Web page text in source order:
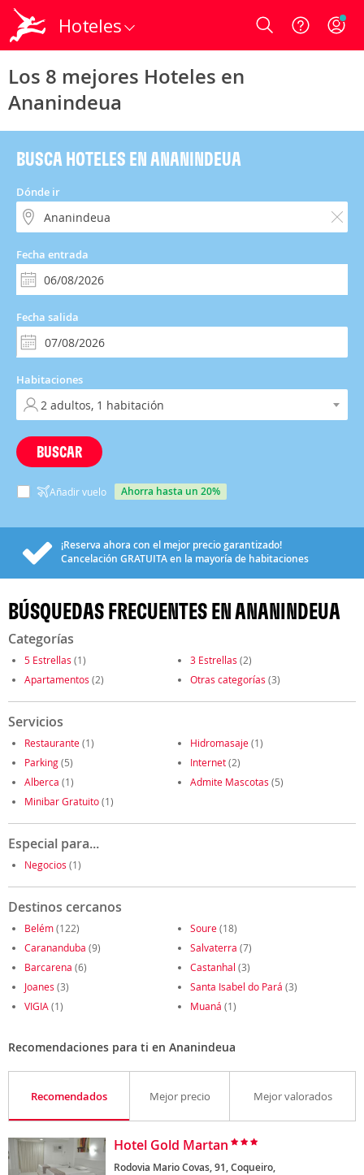
Hoteles Login
Los 8 mejores Hoteles en
Ananindeua
BUSCA HOTELES EN ANANINDEUA
Dónde ir
Fecha entrada
Fecha salida
Habitaciones
BUSCAR
Añadir vuelo ahorra hasta un 20%
¡Reserva ahora con el mejor precio garantizado!
Cancelación GRATUITAen la mayoría de habitaciones
BÚSQUEDAS FRECUENTES EN ANANINDEUA
Categorías
5 Estrellas (1) 3 Estrellas (2)
Apartamentos (2) Otras categorías (3)
Servicios
Restaurante(1) Hidromasaje(1)
Parking(5) Internet(2)
Alberca (1) Admite Mascotas (5)
Minibar Gratuito(1)
Especial para...
Negocios (1)
Destinos cercanos
Belém(122) Soure(18)
Carananduba (9) Salvaterra (7)
Barcarena (6) Castanhal (3)
Joanes (3) Santa Isabel do Pará (3)
VIGIA (1) Muaná (1)
Recomendaciones para ti en Ananindeua
Recomendados Mejor precio Mejor valorados
Hotel Gold Martan
Rodovia Mario Covas, 91, Coqueiro,